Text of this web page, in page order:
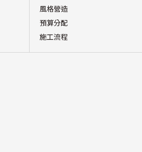
風格營造
預算分配
施工流程